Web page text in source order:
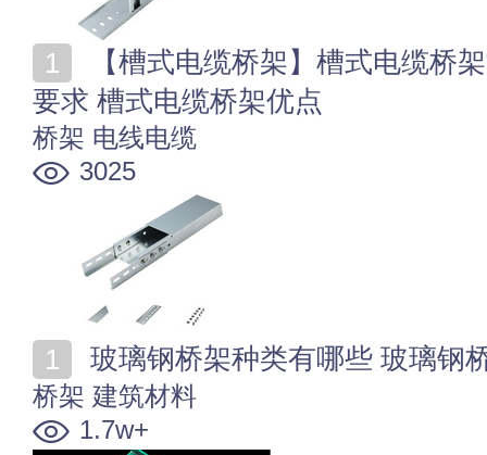
要求 槽式电缆桥架优点
桥架 电线电缆
3025
玻璃钢桥架种类有哪些 玻璃钢
桥架 建筑材料
1.7w+